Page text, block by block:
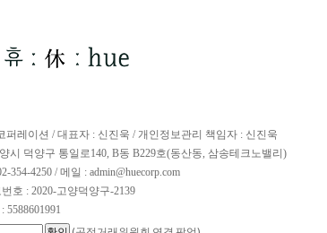
퍼레이션 / 대표자 : 신진욱 / 개인정보관리 책임자 : 신진욱
시 덕양구 통일로140, B동 B229호(동산동, 삼송테크노밸리)
354-4250 / 메일 : admin@huecorp.com
호 : 2020-고양덕양구-2139
5588601991